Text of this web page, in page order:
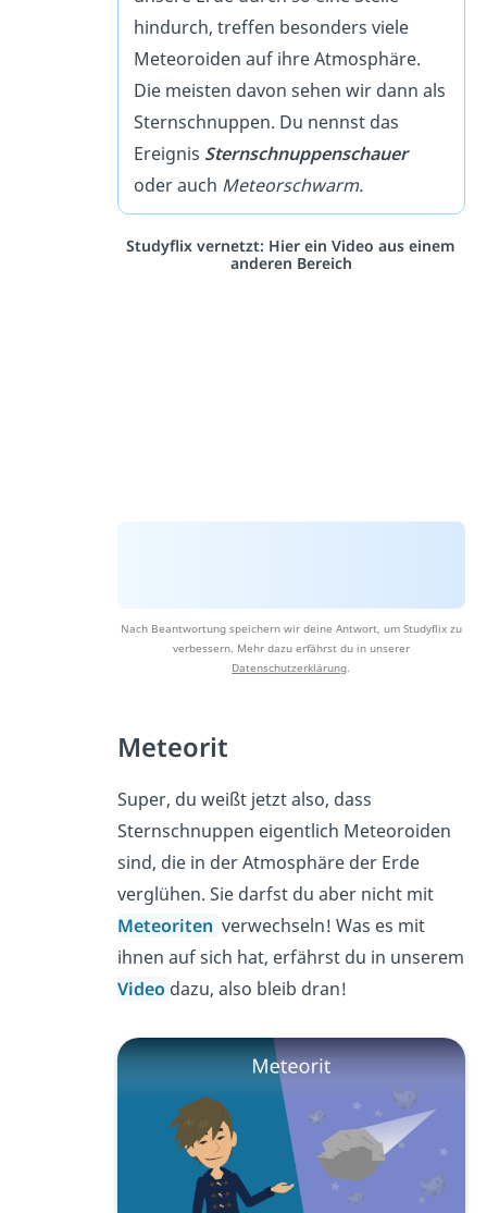
hindurch, treffen besonders viele
Meteoroiden auf ihre Atmosphäre.
Die meisten davon sehen wir dann als
Sternschnuppen. Du nennst das
Ereignis Sternschnuppenschauer
oder auch Meteorschwarm.
Studyflix vernetzt: Hier ein Video aus einem
anderen Bereich
Nach Beantwortung speichern wir deine Antwort, um Studyflix zu
verbessern. Mehr dazu erfährst du in unserer
Datenschutzerklärung.
Meteorit
Super, du weißt jetzt also, dass
Sternschnuppen eigentlich Meteoroiden
sind, die in der Atmosphäre der Erde
verglühen. Sie darfst du aber nicht mit
Meteoriten verwechseln! Was es mit
ihnen auf sich hat, erfährst du in unserem
Video dazu, also bleib dran!